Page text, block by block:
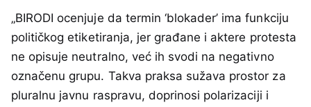
„BIRODI ocenjuje da termin ‘blokader’ ima funkciju
političkog etiketiranja, jer građane i aktere protesta
ne opisuje neutralno, već ih svodi na negativno
označenu grupu. Takva praksa sužava prostor za
pluralnu javnu raspravu, doprinosi polarizaciji i